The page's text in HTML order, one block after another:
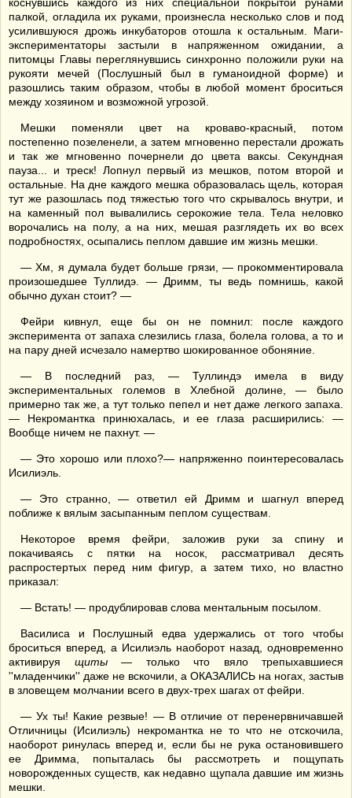
палкой, огладила их руками, произнесла несколько слов и под
усилившуюся дрожь инкубаторов отошла к остальным. Маги-
экспериментаторы застыли в напряженном ожидании, а
питомцы Главы переглянувшись синхронно положили руки на
рукояти мечей (Послушный был в гуманоидной форме) и
разошлись таким образом, чтобы в любой момент броситься
между хозяином и возможной угрозой.
Мешки поменяли цвет на кроваво-красный, потом
постепенно позеленели, а затем мгновенно перестали дрожать
и так же мгновенно почернели до цвета ваксы. Секундная
пауза... и треск! Лопнул первый из мешков, потом второй и
остальные. На дне каждого мешка образовалась щель, которая
тут же разошлась под тяжестью того что скрывалось внутри, и
на каменный пол вывалились серокожие тела. Тела неловко
ворочались на полу, а на них, мешая разглядеть их во всех
подробностях, осыпались пеплом давшие им жизнь мешки.
— Хм, я думала будет больше грязи, — прокомментировала
произошедшее Туллидэ. — Дримм, ты ведь помнишь, какой
обычно духан стоит? —
Фейри кивнул, еще бы он не помнил: после каждого
эксперимента от запаха слезились глаза, болела голова, а то и
на пару дней исчезало намертво шокированное обоняние.
— В последний раз, — Туллиндэ имела в виду
экспериментальных големов в Хлебной долине, — было
примерно так же, а тут только пепел и нет даже легкого запаха.
— Некромантка принюхалась, и ее глаза расширились: —
Вообще ничем не пахнут. —
— Это хорошо или плохо?— напряженно поинтересовалась
Исилиэль.
— Это странно, — ответил ей Дримм и шагнул вперед
поближе к вялым засыпанным пеплом существам.
Некоторое время фейри, заложив руки за спину и
покачиваясь с пятки на носок, рассматривал десять
распростертых перед ним фигур, а затем тихо, но властно
приказал:
— Встать! — продублировав слова ментальным посылом.
Василиса и Послушный едва удержались от того чтобы
броситься вперед, а Исилиэль наоборот назад, одновременно
активируя щиты— только что вяло трепыхавшиеся
''младенчики'' даже не вскочили, а ОКАЗАЛИСЬ на ногах, застыв
в зловещем молчании всего в двух-трех шагах от фейри.
— Ух ты! Какие резвые! — В отличие от перенервничавшей
Отличницы (Исилиэль) некромантка не то что не отскочила,
наоборот ринулась вперед и, если бы не рука остановившего
ее Дримма, попыталась бы рассмотреть и пощупать
новорожденных существ, как недавно щупала давшие им жизнь
мешки.